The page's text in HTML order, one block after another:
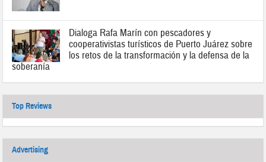
Dialoga Rafa Marín con pescadores y
cooperativistas turísticos de Puerto Juárez sobre
los retos de la transformación y la defensa de la
soberanía
Top Reviews
Advertising